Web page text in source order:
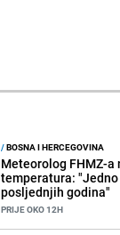
/BOSNA I HERCEGOVINA
Meteorolog FHMZ-a
temperatura:
posljednjih godina"
PRIJE OKO 12H